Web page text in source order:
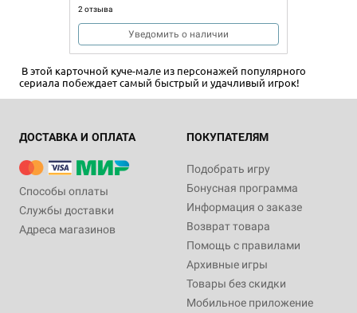
2 отзыва
Уведомить о наличии
В этой карточной куче-мале из персонажей популярного
сериала побеждает самый быстрый и удачливый игрок!
ДОСТАВКА И ОПЛАТА
Способы оплаты
Службы доставки
Адреса магазинов
ПОКУПАТЕЛЯМ
Подобрать игру
Бонусная программа
Информация о заказе
Возврат товара
Помощь с правилами
Архивные игры
Товары без скидки
Мобильное приложение